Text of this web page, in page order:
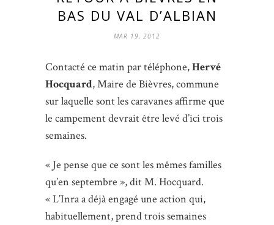
BAS DU VAL D’ALBIAN
MAR 19, 2012
Contacté ce matin par téléphone,Hervé
Hocquard, Maire de Bièvres, commune
sur laquelle sont les caravanes affirme que
le campement devrait être levé d’ici trois
semaines.
« Je pense que ce sont les mêmes familles
qu’en septembre », dit M. Hocquard.
« L’Inra a déjà engagé une action qui,
habituellement, prend trois semaines